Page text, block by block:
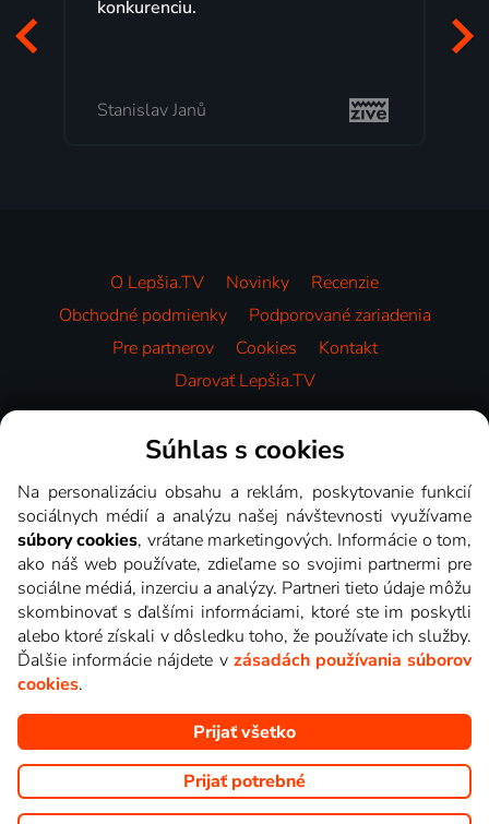
pozerať, kedy sa mi hodí, je
Milada Tomešová
O Lepšia.TV Novinky
Recenzie
Obchodné podmienky
Podporované zariadenia
Pre partnerov
Cookies
Kontakt
Darovať Lepšia.TV
Videotéka
Copyright © goNET s.r.o. Na tomto webe sú zobrazované obrázky
z relácií TV staníc, ktoré môžete sledovať v Lepšia.TV.
Súhlas s cookies
Na personalizáciu obsahu a reklám, poskytovanie funkcií
sociálnych médií a analýzu našej návštevnosti využívame
súbory cookies, vrátane marketingových. Informácie o tom,
ako náš web používate, zdieľame so svojimi partnermi pre
sociálne médiá, inzerciu a analýzy. Partneri tieto údaje môžu
skombinovať s ďalšími informáciami, ktoré ste im poskytli
alebo ktoré získali v dôsledku toho, že používate ich služby.
Ďalšie informácie nájdete v zásadách používania súborov
cookies.
Prijať všetko
Prijať potrebné